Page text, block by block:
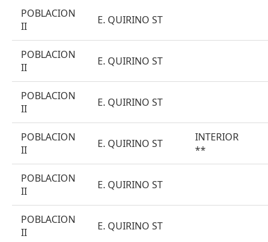
POBLACION
II
E. QUIRINO ST
POBLACION
II
E. QUIRINO ST
POBLACION
II
E. QUIRINO ST
POBLACION
II
E. QUIRINO ST
INTERIOR
**
POBLACION
II
E. QUIRINO ST
POBLACION
II
E. QUIRINO ST